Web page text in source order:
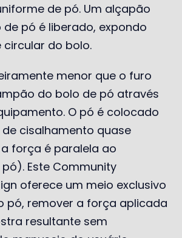
de pó. Um alçapão
pó é liberado, expondo
do bolo.
menor que o furo
do bolo de pó através
O pó é colocado
cisalhamento quase
força é paralela ao
Este Community
oferece um meio exclusivo
pó, remover a força aplicada
resultante sem